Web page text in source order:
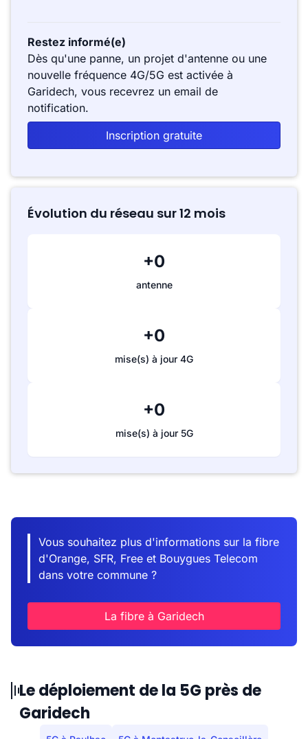
Restez informé(e)
Dès qu'une panne, un projet d'antenne ou une
nouvelle fréquence 4G/5G est activée à
Garidech, vous recevrez un email de
notification.
Inscription gratuite
Évolution du réseau sur 12 mois
+0
antenne
+0
mise(s) à jour 4G
+0
mise(s) à jour 5G
Vous souhaitez plus d'informations sur la fibre
d'Orange, SFR, Free et Bouygues Telecom
dans votre commune ?
La fibre à Garidech
Le déploiement de la 5G près de
Garidech